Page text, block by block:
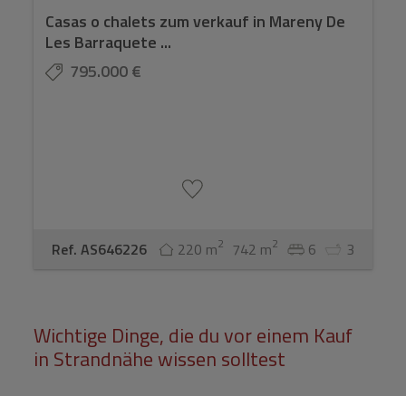
Casas o chalets zum verkauf in Mareny De
Les Barraquete ...
795.000 €
Ref. AS646226 220 m2 742 m2 6 3
Wichtige Dinge, die du vor einem Kauf
in Strandnähe wissen solltest